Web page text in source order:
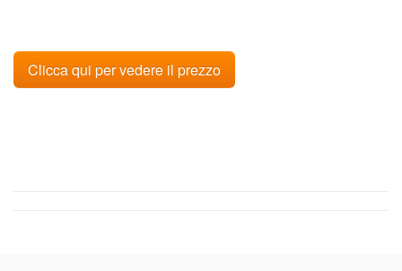
Clicca qui per vedere il prezzo